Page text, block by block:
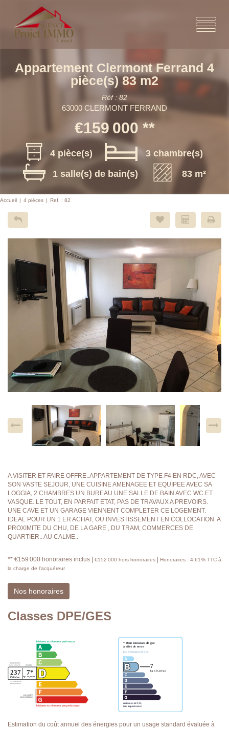
Appartement Clermont Ferrand 4
pièce(s) 83 m2
Réf : 82
63000 CLERMONT FERRAND
€159 000 **
4 pièce(s)
3 chambre(s)
1 salle(s) de bain(s)
83 m²
Accueil 4 pièces Ref. : 82
A VISITER ET FAIRE OFFRE..APPARTEMENT DE TYPE F4 EN RDC, AVEC
SON VASTE SEJOUR, UNE CUISINE AMENAGEE ET EQUIPEE AVEC SA
LOGGIA, 2 CHAMBRES UN BUREAU UNE SALLE DE BAIN AVEC WC ET
VASQUE. LE TOUT, EN PARFAIT ETAT, PAS DE TRAVAUX A PREVOIRS.
UNE CAVE ET UN GARAGE VIENNENT COMPLETER CE LOGEMENT.
IDEAL POUR UN 1 ER ACHAT, OU INVESTISSEMENT EN COLLOCATION. A
PROXIMITE DU CHU, DE LA GARE , DU TRAM, COMMERCES DE
QUARTIER.. AU CALME..
** €159 000 honoraires inclus €152 000 hors honoraires
Honoraires : 4.61% TTC à
la charge de l'acquéreur
Nos honoraires
Classes DPE/GES
Estimation du coût annuel des énergies pour un usage standard évaluée à